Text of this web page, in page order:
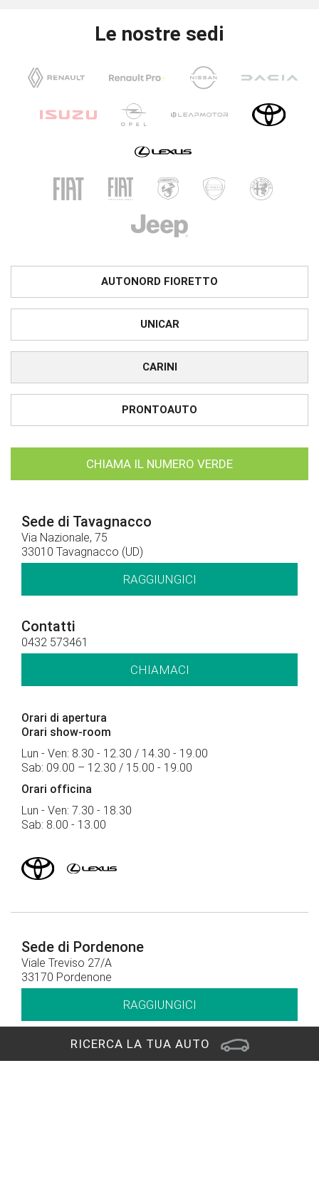
RICERCA LA TUA AUTO
Le nostre sedi
AUTONORD FIORETTO
UNICAR
CARINI
PRONTOAUTO
CHIAMA IL NUMERO VERDE
Sede di Tavagnacco
Via Nazionale, 75
33010 Tavagnacco (UD)
RAGGIUNGICI
Contatti
0432 573461
CHIAMACI
Orari di apertura
Orari show-room
Lun - Ven: 8.30 - 12.30 / 14.30 - 19.00
Sab: 09.00 – 12.30 / 15.00 - 19.00
Orari officina
Lun - Ven: 7.30 - 18.30
Sab: 8.00 - 13.00
Sede di Pordenone
Viale Treviso 27/A
33170 Pordenone
RAGGIUNGICI
Contatti